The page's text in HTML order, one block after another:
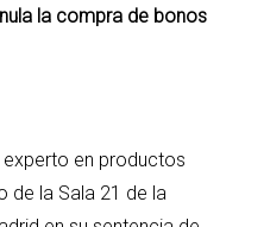
la compra de bonos
en productos
de la Sala 21 de la